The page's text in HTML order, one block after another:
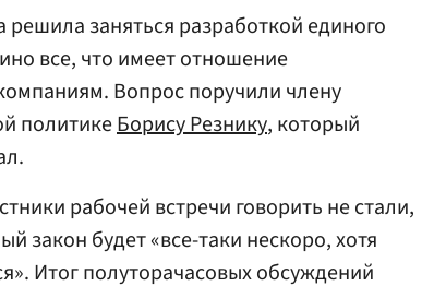
решила заняться разработкой единого
все, что имеет отношение
Вопрос поручили члену
политикеБорису Резнику, который
рабочей встречи говорить не стали,
закон будет «все-таки нескоро, хотя
Итог полуторачасовых обсуждений